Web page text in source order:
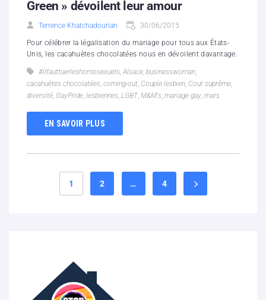
Green » dévoilent leur amour
Terrence Khatchadourian 30/06/2015
Pour célébrer la légalisation du mariage pour tous aux États-
Unis, les cacahuètes chocolatées nous en dévoilent davantage.
#ilfauttuerleshomosexuels, Alsace, businesswoman,
cacahuètes chocolatées, coming-out, Couple lesbien, Cour suprême,
diversité, GayPride, lesbiennes, LGBT, M&M's, mariage gay, mars
EN SAVOIR PLUS
1 2 … 4